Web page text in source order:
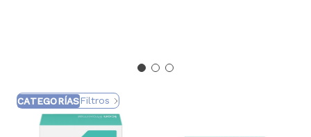
CATEGORÍASFiltros